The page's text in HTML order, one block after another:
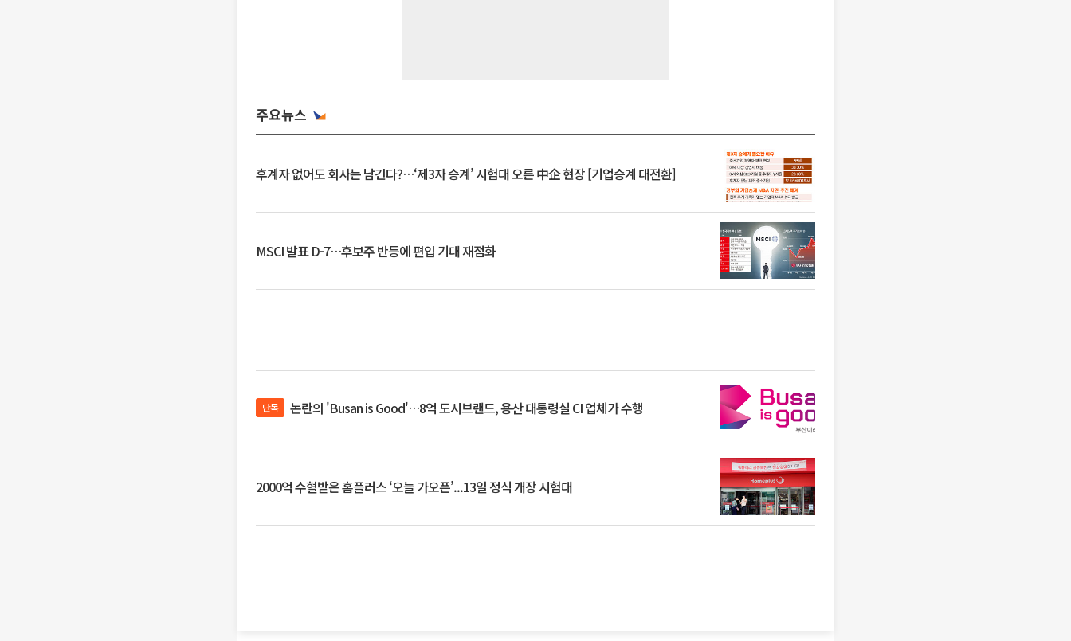
주요뉴스
후계자 없어도 회사는 남긴다?…‘제3자 승계’ 시험대 오른 中企 현장 [기업승계 대전환]
MSCI 발표 D-7…후보주 반등에 편입 기대 재점화
단독 논란의 'Busan is Good'…8억 도시브랜드, 용산 대통령실 CI 업체가 수행
2000억 수혈받은 홈플러스 ‘오늘 가오픈’...13일 정식 개장 시험대